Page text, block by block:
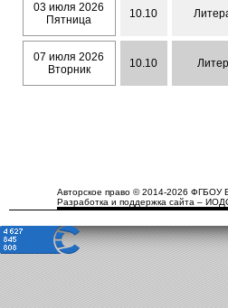
03 июля 2026
Пятница
10.10
07 июля 2026
Вторник
10.10
Авторское право © 2014-2026 ФГБОУ
Разработка и поддержка сайта –